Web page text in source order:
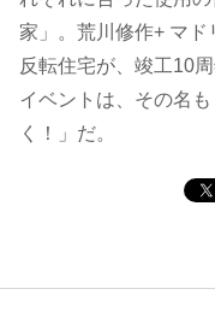
家」。荒川修作+ マ
反転住宅が、竣工10
イベントは、その名
く！」だ。
このサイトについて